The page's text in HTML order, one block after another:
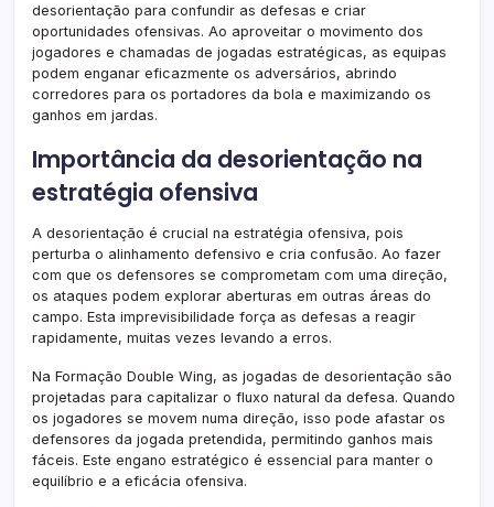
desorientação para confundir as defesas e criar
oportunidades ofensivas. Ao aproveitar o movimento dos
jogadores e chamadas de jogadas estratégicas, as equipas
podem enganar eficazmente os adversários, abrindo
corredores para os portadores da bola e maximizando os
ganhos em jardas.
Importância da desorientação na
estratégia ofensiva
A desorientação é crucial na estratégia ofensiva, pois
perturba o alinhamento defensivo e cria confusão. Ao fazer
com que os defensores se comprometam com uma direção,
os ataques podem explorar aberturas em outras áreas do
campo. Esta imprevisibilidade força as defesas a reagir
rapidamente, muitas vezes levando a erros.
Na Formação Double Wing, as jogadas de desorientação são
projetadas para capitalizar o fluxo natural da defesa. Quando
os jogadores se movem numa direção, isso pode afastar os
defensores da jogada pretendida, permitindo ganhos mais
fáceis. Este engano estratégico é essencial para manter o
equilíbrio e a eficácia ofensiva.